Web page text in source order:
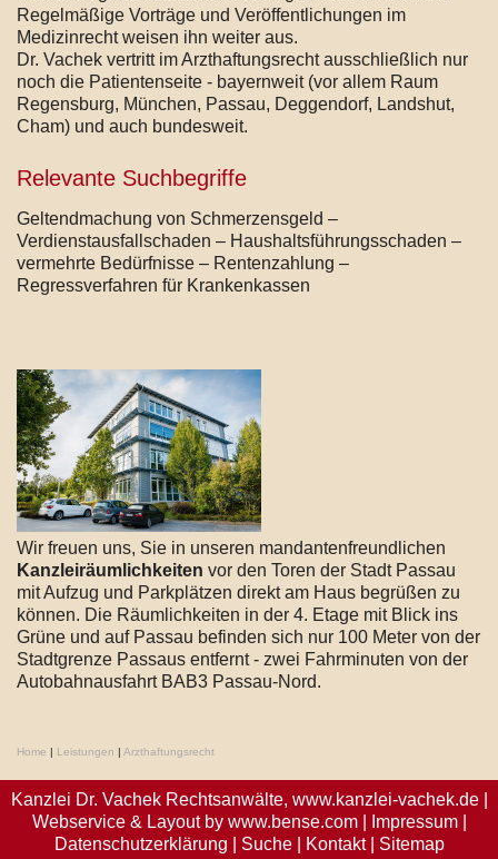
Regelmäßige Vorträge und Veröffentlichungen im
Medizinrecht weisen ihn weiter aus.
Dr. Vachek vertritt im Arzthaftungsrecht ausschließlich nur
noch die Patientenseite - bayernweit (vor allem Raum
Regensburg, München, Passau, Deggendorf, Landshut,
Cham) und auch bundesweit.
Relevante Suchbegriffe
Geltendmachung von Schmerzensgeld –
Verdienstausfallschaden – Haushaltsführungsschaden –
vermehrte Bedürfnisse – Rentenzahlung –
Regressverfahren für Krankenkassen
Wir freuen uns, Sie in unseren mandantenfreundlichen
Kanzleiräumlichkeiten vor den Toren der Stadt Passau
mit Aufzug und Parkplätzen direkt am Haus begrüßen zu
können. Die Räumlichkeiten in der 4. Etage mit Blick ins
Grüne und auf Passau befinden sich nur 100 Meter von der
Stadtgrenze Passaus entfernt - zwei Fahrminuten von der
Autobahnausfahrt BAB3 Passau-Nord.
Home | Leistungen | Arzthaftungsrecht
Kanzlei Dr. Vachek Rechtsanwälte, www.kanzlei-vachek.de|
Webservice & Layout by www.bense.com| Impressum|
Datenschutzerklärung
Suche| Kontakt| Sitemap